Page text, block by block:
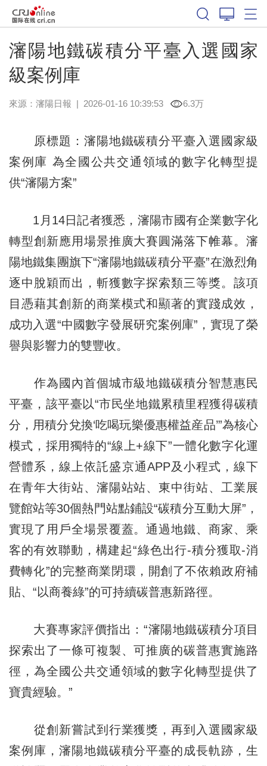
瀋陽地鐵碳積分平臺入選國家
級案例庫
來源： 瀋陽日報 | 2026-01-16 10:39:53 6.3万
原標題：瀋陽地鐵碳積分平臺入選國家級
案例庫 為全國公共交通領域的數字化轉型提
供“瀋陽方案”
1月14日記者獲悉，瀋陽市國有企業數字化
轉型創新應用場景推廣大賽圓滿落下帷幕。瀋
陽地鐵集團旗下“瀋陽地鐵碳積分平臺”在激烈角
逐中脫穎而出，斬獲數字探索類三等獎。該項
目憑藉其創新的商業模式和顯著的實踐成效，
成功入選“中國數字發展研究案例庫”，實現了榮
譽與影響力的雙豐收。
作為國內首個城市級地鐵碳積分智慧惠民
平臺，該平臺以“市民坐地鐵累積里程獲得碳積
分，用積分兌換‘吃喝玩樂優惠權益産品’”為核心
模式，採用獨特的“線上+線下”一體化數字化運
營體系，線上依託盛京通APP及小程式，線下
在青年大街站、瀋陽站站、東中街站、工業展
覽館站等30個熱門站點鋪設“碳積分互動大屏”，
實現了用戶全場景覆蓋。通過地鐵、商家、乘
客的有效聯動，構建起“綠色出行-積分獲取-消
費轉化”的完整商業閉環，開創了不依賴政府補
貼、“以商養綠”的可持續碳普惠新路徑。
大賽專家評價指出：“瀋陽地鐵碳積分項目
探索出了一條可複製、可推廣的碳普惠實施路
徑，為全國公共交通領域的數字化轉型提供了
寶貴經驗。”
從創新嘗試到行業獲獎，再到入選國家級
案例庫，瀋陽地鐵碳積分平臺的成長軌跡，生